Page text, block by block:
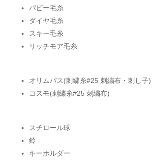
パピー毛糸
ダイヤ毛糸
スキー毛糸
リッチモア毛糸
オリムパス(刺繍糸#25 刺繍布・刺し子)
コスモ(刺繍糸#25 刺繍布)
スチロール球
鈴
キーホルダー